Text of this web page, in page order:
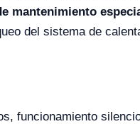
mantenimiento
del sistema de
funcionamiento